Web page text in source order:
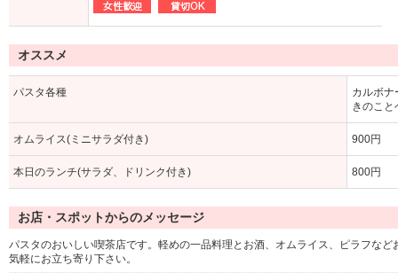
オススメ
パスタ各種
カルボ
きのこ
オムライス(ミニサラダ付き) 900円
本日のランチ(サラダ、ドリンク付き) 800円
お店・スポットからのメッセージ
パスタのおいしい喫茶店です。軽めの一品料理とお酒、オムライス、ピラフな
気軽にお立ち寄り下さい。